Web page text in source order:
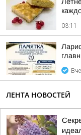
03:11
ЛЕНТА НОВОСТЕЙ